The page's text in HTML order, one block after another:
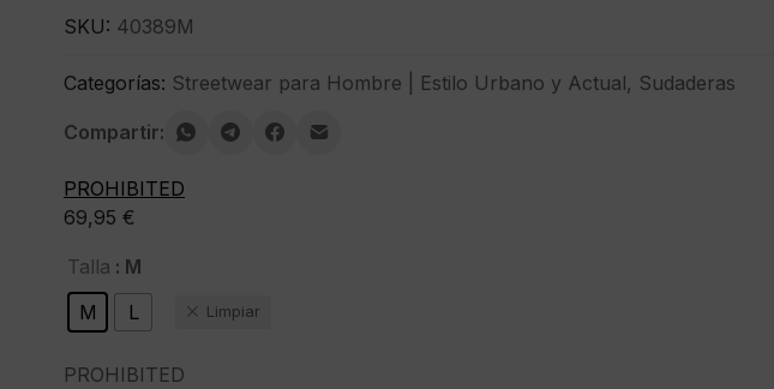
69,95 €
Talla : M
M
L Limpiar
PROHIBITED
SKU: 40389M
Categorías: Streetwear para Hombre | Estilo Urbano y Actual, Sudaderas
Compartir:
PROHIBITED